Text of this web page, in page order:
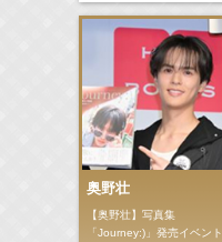
奥野壮
【奥野壮】写真集
「Journey:)」発売イベント